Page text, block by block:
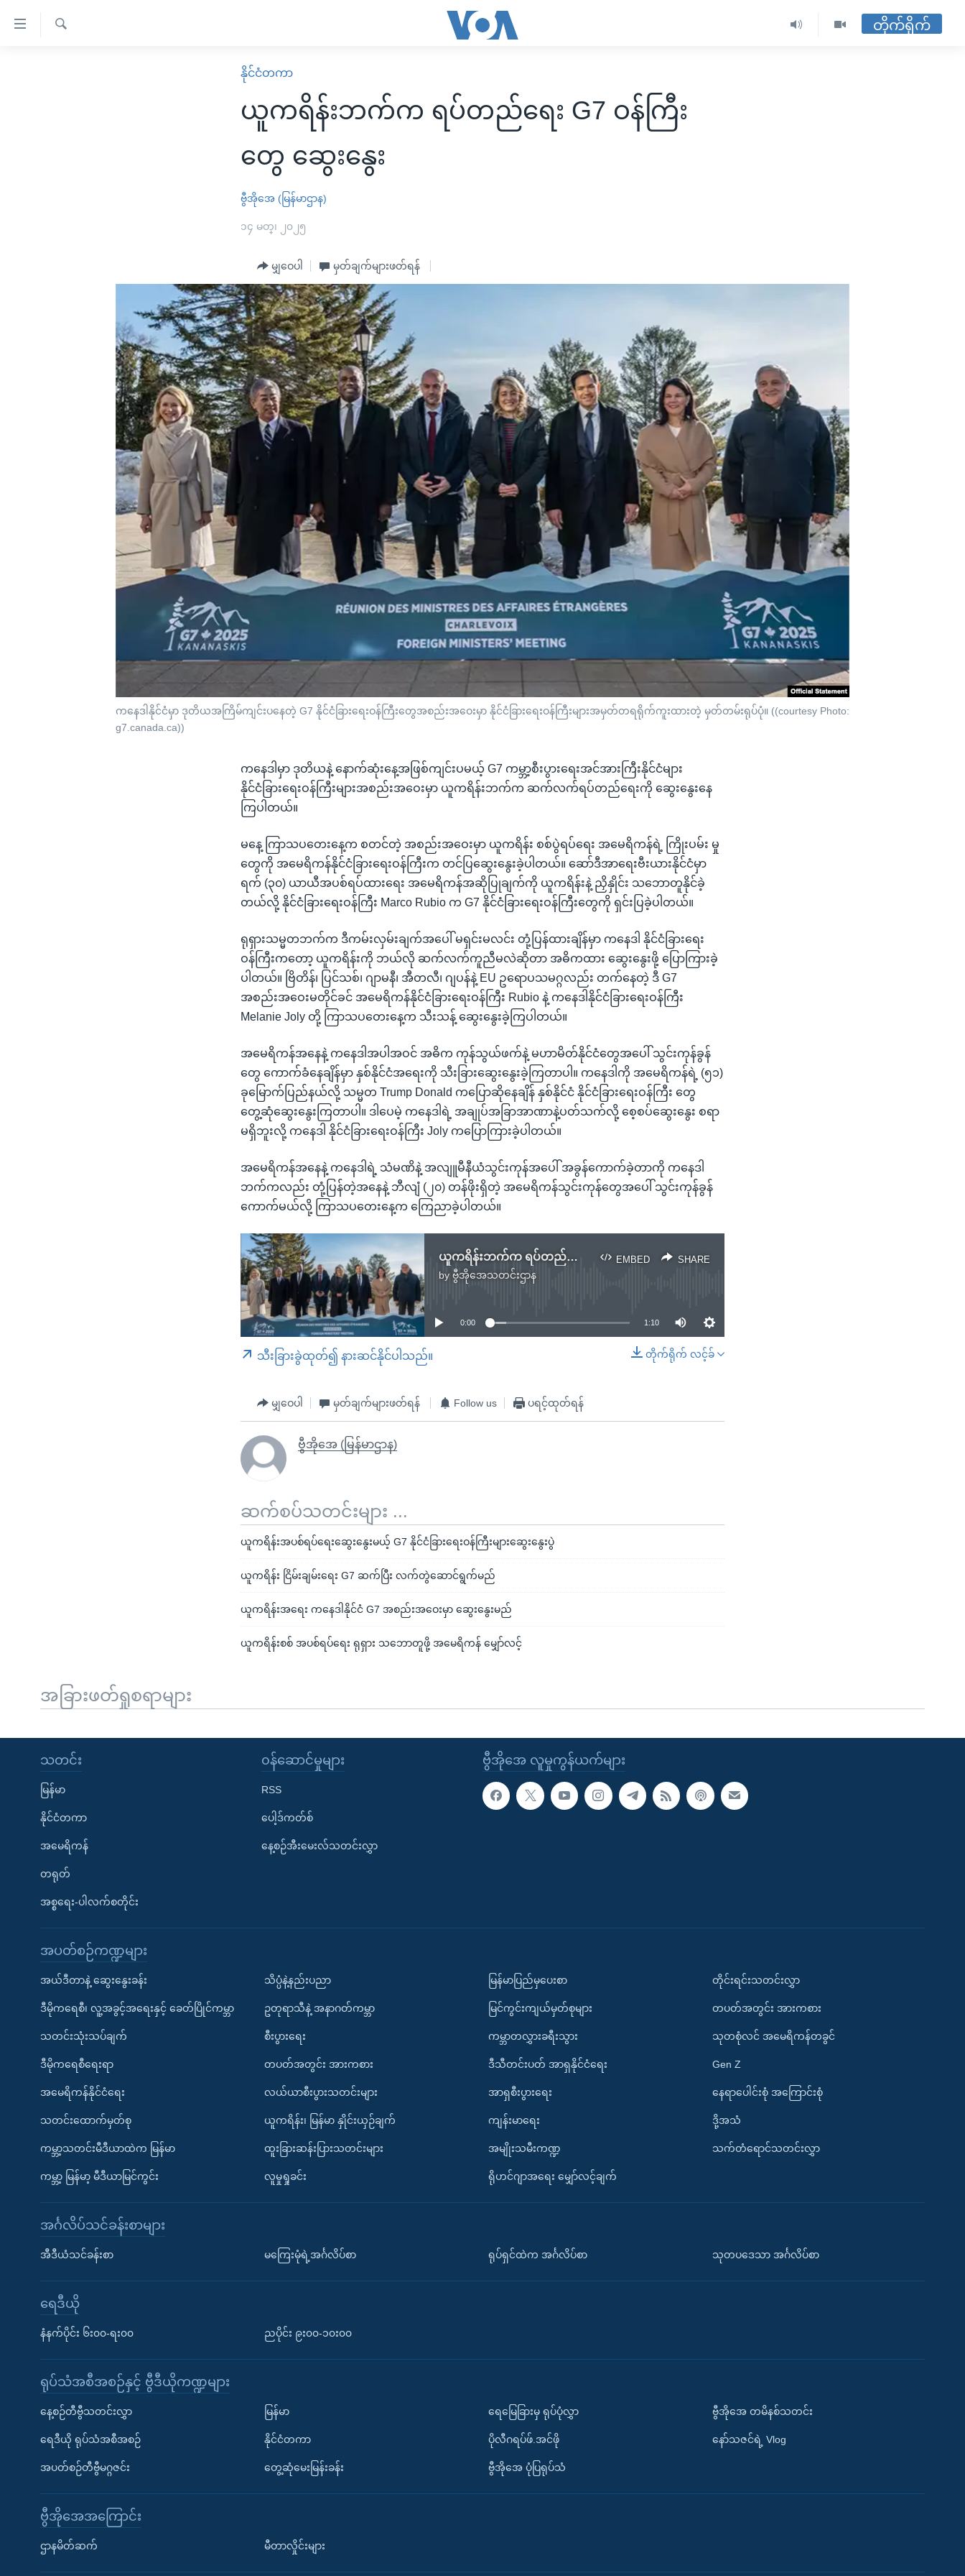
သုတပဒေသာ အင်္ဂလိပ်စာ
တိုက်ရိုက်
နိုင်ငံတကာ
ယူကရိန်းဘက်က ရပ်တည်ရေး G7 ဝန်ကြီး
တွေ ဆွေးနွေး
ဗွီအိုအေ (မြန်မာဌာန)
၁၄ မတ္၊ ၂၀၂၅
မျှဝေပါ မှတ်ချက်များဖတ်ရန်
ကနေဒါနိုင်ငံမှာ ဒုတိယအကြိမ်ကျင်းပနေတဲ့ G7 နိုင်ငံခြားရေးဝန်ကြီးတွေအစည်းအဝေးမှာ နိုင်ငံခြားရေးဝန်ကြီးများအမှတ်တရရိုက်ကူးထားတဲ့ မှတ်တမ်းရုပ်ပုံ။ ((courtesy Photo:
g7.canada.ca))
ကနေဒါမှာ ဒုတိယနဲ့ နောက်ဆုံးနေ့အဖြစ်ကျင်းပမယ့် G7 ကမ္ဘာ့စီးပွားရေးအင်အားကြီးနိုင်ငံများ
နိုင်ငံခြားရေးဝန်ကြီးများအစည်းအဝေးမှာ ယူကရိန်းဘက်က ဆက်လက်ရပ်တည်ရေးကို ဆွေးနွေးနေ
ကြပါတယ်။
မနေ့ ကြာသပတေးနေ့က စတင်တဲ့ အစည်းအဝေးမှာ ယူကရိန်း စစ်ပွဲရပ်ရေး အမေရိကန်ရဲ့ ကြိုးပမ်း မှု
တွေကို အမေရိကန်နိုင်ငံခြားရေးဝန်ကြီးက တင်ပြဆွေးနွေးခဲ့ပါတယ်။ ဆော်ဒီအာရေးဗီးယားနိုင်ငံမှာ
ရက် (၃၀) ယာယီအပစ်ရပ်ထားရေး အမေရိကန်အဆိုပြုချက်ကို ယူကရိန်းနဲ့ ညှိနှိုင်း သဘောတူနိုင်ခဲ့
တယ်လို့ နိုင်ငံခြားရေးဝန်ကြီး Marco Rubio က G7 နိုင်ငံခြားရေးဝန်ကြီးတွေကို ရှင်းပြခဲ့ပါတယ်။
ရုရှားသမ္မတဘက်က ဒီကမ်းလှမ်းချက်အပေါ် မရှင်းမလင်း တုံ့ပြန်ထားချိန်မှာ ကနေဒါ နိုင်ငံခြားရေး
ဝန်ကြီးကတော့ ယူကရိန်းကို ဘယ်လို ဆက်လက်ကူညီမလဲဆိုတာ အဓိကထား ဆွေးနွေးဖို့ ပြောကြားခဲ့
ပါတယ်။ ဗြိတိန်၊ ပြင်သစ်၊ ဂျာမနီ၊ အီတလီ၊ ဂျပန်နဲ့ EU ဥရောပသမဂ္ဂလည်း တက်နေတဲ့ ဒီ G7
အစည်းအဝေးမတိုင်ခင် အမေရိကန်နိုင်ငံခြားရေးဝန်ကြီး Rubio နဲ့ ကနေဒါနိုင်ငံခြားရေးဝန်ကြီး
Melanie Joly တို့ ကြာသပတေးနေ့က သီးသန့် ဆွေးနွေးခဲ့ကြပါတယ်။
အမေရိကန်အနေနဲ့ ကနေဒါအပါအဝင် အဓိက ကုန်သွယ်ဖက်နဲ့ မဟာမိတ်နိုင်ငံတွေအပေါ် သွင်းကုန်ခွန်
တွေ ကောက်ခံနေချိန်မှာ နှစ်နိုင်ငံအရေးကို သီးခြားဆွေးနွေးခဲ့ကြတာပါ။ ကနေဒါကို အမေရိကန်ရဲ့ (၅၁)
ခုမြောက်ပြည်နယ်လို့ သမ္မတ Trump Donald ကပြောဆိုနေချိန် နှစ်နိုင်ငံ နိုင်ငံခြားရေးဝန်ကြီး တွေ
တွေ့ဆုံဆွေးနွေးကြတာပါ။ ဒါပေမဲ့ ကနေဒါရဲ့ အချုပ်အခြာအာဏာနဲ့ပတ်သက်လို့ စေ့စပ်ဆွေးနွေး စရာ
မရှိဘူးလို့ ကနေဒါ နိုင်ငံခြားရေးဝန်ကြီး Joly ကပြောကြားခဲ့ပါတယ်။
အမေရိကန်အနေနဲ့ ကနေဒါရဲ့ သံမဏိနဲ့ အလျူမီနီယံသွင်းကုန်အပေါ် အခွန်ကောက်ခဲ့တာကို ကနေဒါ
ဘက်ကလည်း တုံ့ပြန်တဲ့အနေနဲ့ ဘီလျံ (၂၀) တန်ဖိုးရှိတဲ့ အမေရိကန်သွင်းကုန်တွေအပေါ် သွင်းကုန်ခွန်
ကောက်မယ်လို့ ကြာသပတေးနေ့က ကြေညာခဲ့ပါတယ်။
EMBED SHARE
ယူကရိန်းဘက်က ရပ်တည်ရေး G7 ဝန်ကြီးတွေ ဆွေးနွေး
byဗွီအိုအေသတင်းဌာန
SHARE
No media source currently available
0:00 1:10
တိုက်ရိုက် လင့်ခ်
သီးခြားခွဲထုတ်၍ နားဆင်နိုင်ပါသည်။
မျှဝေပါ မှတ်ချက်များဖတ်ရန် Follow us ပရင့်ထုတ်ရန်
ဗွီအိုအေ (မြန်မာဌာန)
ဆက်စပ်သတင်းများ ...
ယူကရိန်းအပစ်ရပ်ရေးဆွေးနွေးမယ့် G7 နိုင်ငံခြားရေးဝန်ကြီးများဆွေးနွေးပွဲ
ယူကရိန်း ငြိမ်းချမ်းရေး G7 ဆက်ပြီး လက်တွဲဆောင်ရွက်မည်
ယူကရိန်းအရေး ကနေဒါနိုင်ငံ G7 အစည်းအဝေးမှာ ဆွေးနွေးမည်
ယူကရိန်းစစ် အပစ်ရပ်ရေး ရုရှား သဘောတူဖို့ အမေရိကန် မျှော်လင့်
အခြားဖတ်ရှုစရာများ
ဗွီအိုအေ လူမှုကွန်ယက်များ
သတင်း
မြန်မာ
နိုင်ငံတကာ
အမေရိကန်
တရုတ်
အစ္စရေး-ပါလက်စတိုင်း
၀န်ဆောင်မှုများ
RSS
ပေါ့ဒ်ကတ်စ်
နေ့စဉ်အီးမေးလ်သတင်းလွှာ
အပတ်စဉ်ကဏ္ဍများ
အယ်ဒီတာနဲ့ ဆွေးနွေးခန်း
ဒီမိုကရေစီ၊ လူ့အခွင့်အရေးနှင့် ခေတ်ပြိုင်ကမ္ဘာ
သတင်းသုံးသပ်ချက်
ဒီမိုကရေစီရေးရာ
အမေရိကန်နိုင်ငံရေး
သတင်းထောက်မှတ်စု
ကမ္ဘာ့သတင်းမီဒီယာထဲက မြန်မာ
ကမ္ဘာ့ မြန်မာ့ မီဒီယာမြင်ကွင်း
သိပ္ပံနဲ့နည်းပညာ
ဥတုရာသီနဲ့ အနာဂတ်ကမ္ဘာ
စီးပွားရေး
တပတ်အတွင်း အားကစား
လယ်ယာစီးပွားသတင်းများ
ယူကရိန်း၊ မြန်မာ နှိုင်းယှဉ်ချက်
ထူးခြားဆန်းပြားသတင်းများ
လူမှုရှုခင်း
မြန်မာပြည်မှပေးစာ
မြင်ကွင်းကျယ်မှတ်စုများ
ကမ္ဘာတလွှားခရီးသွား
ဒီသီတင်းပတ် အာရှနိုင်ငံရေး
အာရှစီးပွားရေး
ကျန်းမာရေး
အမျိုးသမီးကဏ္ဍ
ရိုဟင်ဂျာအရေး မျှော်လင့်ချက်
တိုင်းရင်းသတင်းလွှာ
တပတ်အတွင်း အားကစား
သုတစုံလင် အမေရိကန်တခွင်
Gen Z
နေရာပေါင်းစုံ အကြောင်းစုံ
ဒို့အသံ
သက်တံရောင်သတင်းလွှာ
အင်္ဂလိပ်သင်ခန်းစာများ
အီဒီယံသင်ခန်းစာ မကြေးမုံရဲ့အင်္ဂလိပ်စာ ရုပ်ရှင်ထဲက အင်္ဂလိပ်စာ သုတပဒေသာ အင်္ဂလိပ်စာ
ရေဒီယို
နံနက်ပိုင်း ၆း၀၀-ရး၀၀ ညပိုင်း ၉း၀၀-၁၀း၀၀
ရုပ်သံအစီအစဉ်နှင့် ဗွီဒီယိုကဏ္ဍများ
နေ့စဉ်တီဗွီသတင်းလွှာ
ရေဒီယို ရုပ်သံအစီအစဉ်
အပတ်စဉ်တီဗွီမဂ္ဂဇင်း
မြန်မာ
နိုင်ငံတကာ
တွေ့ဆုံမေးမြန်းခန်း
ရေမြေခြားမှ ရုပ်ပုံလွှာ
ပိုလီဂရပ်ဖ်.အင်ဖို
ဗွီအိုအေ ပုံပြရုပ်သံ
ဗွီအိုအေ တမိနစ်သတင်း
နော်သဇင်ရဲ့ Vlog
ဗွီအိုအေအကြောင်း
ဌာနမိတ်ဆက် မီတာလှိုင်းများ